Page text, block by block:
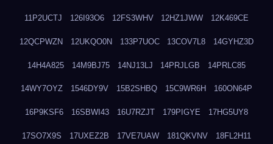
11P2UCTJ 126I93O6 12FS3WHV 12HZ1JWW 12K469CE
12QCPWZN 12UKQO0N 133P7UOC 13COV7L8 14GYHZ3D
14H4A825 14M9BJ75 14NJ13LJ 14PRJLGB 14PRLC85
14WY7OYZ 1546DY9V 15B2SHBQ 15C9WR6H 160ON64P
16P9KSF6 16SBWI43 16U7RZJT 179PIGYE 17HG5UY8
17SO7X9S 17UXEZ2B 17VE7UAW 181QKVNV 18FL2H11